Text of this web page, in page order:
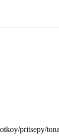
pritsepy/